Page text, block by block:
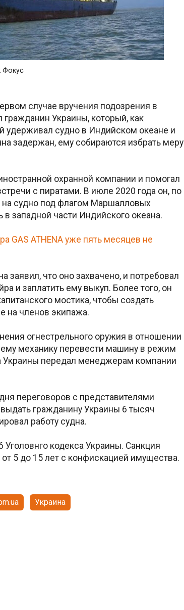
Фокус
случае вручения подозрения в
гражданин Украины, который, как
удерживал судно в Индийском океане и
задержан, ему собираются избрать меру
охранной компании и помогал
с пиратами. В июле 2020 года он, по
судно под флагом Маршалловых
западной части Индийского океана.
GAS ATHENA уже пять месяцев не
заявил, что оно захвачено, и потребовал
и заплатить ему выкуп. Более того, он
мостика, чтобы создать
на членов экипажа.
огнестрельного оружия в отношении
механику перевести машину в режим
Украины передал менеджерам компании
переговоров с представителями
гражданину Украины 6 тысяч
работу судна.
кодекса Украины. Санкция
5 до 15 лет с конфискацией имущества.
Украина